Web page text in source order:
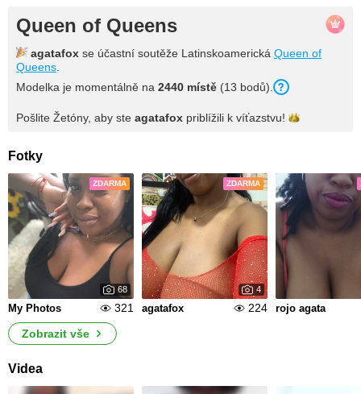
Queen of Queens
agatafox se účastní soutěže Latinskoamerická Queen of
Queens
Modelka je momentálně na 2440 místě (13 bodů).
Pošlite Žetóny, aby ste agatafox priblížili k víťazstvu!
Fotky
ZDARMA
68
My Photos 321
ZDARMA
4
agatafox 224 rojo agata
Zobrazit vše
Videa